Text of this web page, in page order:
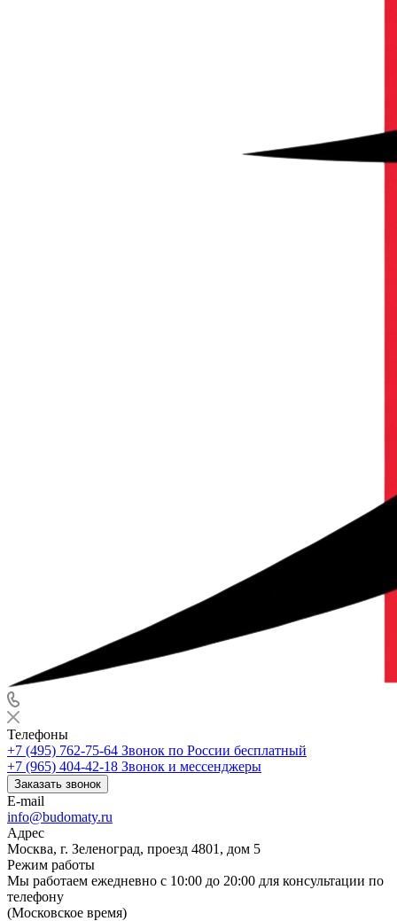
Телефоны
+7 (495) 762-75-64 Звонок по России бесплатный
+7 (965) 404-42-18 Звонок и мессенджеры
Заказать звонок
E-mail
info@budomaty.ru
Адрес
Москва, г. Зеленоград, проезд 4801, дом 5
Режим работы
Мы работаем ежедневно с 10:00 до 20:00 для консультации по
телефону
(Московское время)